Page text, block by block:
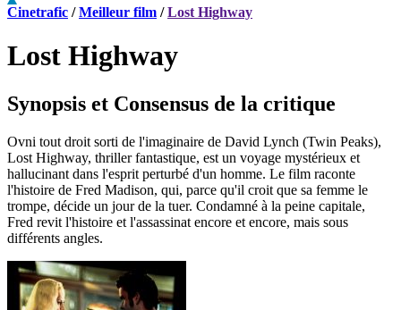
Cinetrafic /Meilleur film /Lost Highway
Lost Highway
Synopsis et Consensus de la critique
Ovni tout droit sorti de l'imaginaire de David Lynch (Twin Peaks),
Lost Highway, thriller fantastique, est un voyage mystérieux et
hallucinant dans l'esprit perturbé d'un homme. Le film raconte
l'histoire de Fred Madison, qui, parce qu'il croit que sa femme le
trompe, décide un jour de la tuer. Condamné à la peine capitale,
Fred revit l'histoire et l'assassinat encore et encore, mais sous
différents angles.